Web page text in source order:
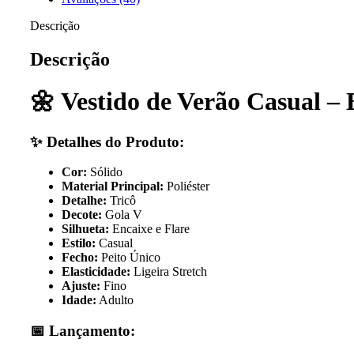
Descrição
Descrição
🌼 Vestido de Verão Casual
✨ Detalhes do Produto:
Cor: Sólido
Material Principal: Poliéster
Detalhe: Tricô
Decote: Gola V
Silhueta: Encaixe e Flare
Estilo: Casual
Fecho: Peito Único
Elasticidade: Ligeira Stretch
Ajuste: Fino
Idade: Adulto
📅 Lançamento: